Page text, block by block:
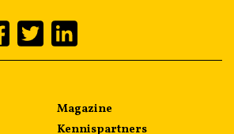
Magazine
Kennispartners